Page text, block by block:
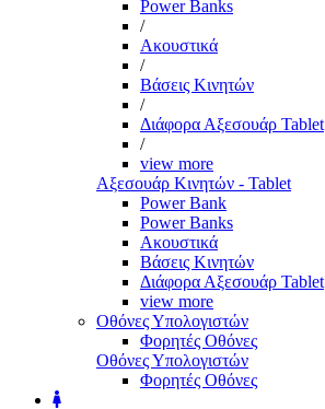
Power Banks
/
Ακουστικά
/
Βάσεις Κινητών
/
Διάφορα Αξεσουάρ Tablet
/
view more
Αξεσουάρ Κινητών - Tablet
Power Bank
Power Banks
Ακουστικά
Βάσεις Κινητών
Διάφορα Αξεσουάρ Tablet
view more
Οθόνες Υπολογιστών
Φορητές Οθόνες
Οθόνες Υπολογιστών
Φορητές Οθόνες